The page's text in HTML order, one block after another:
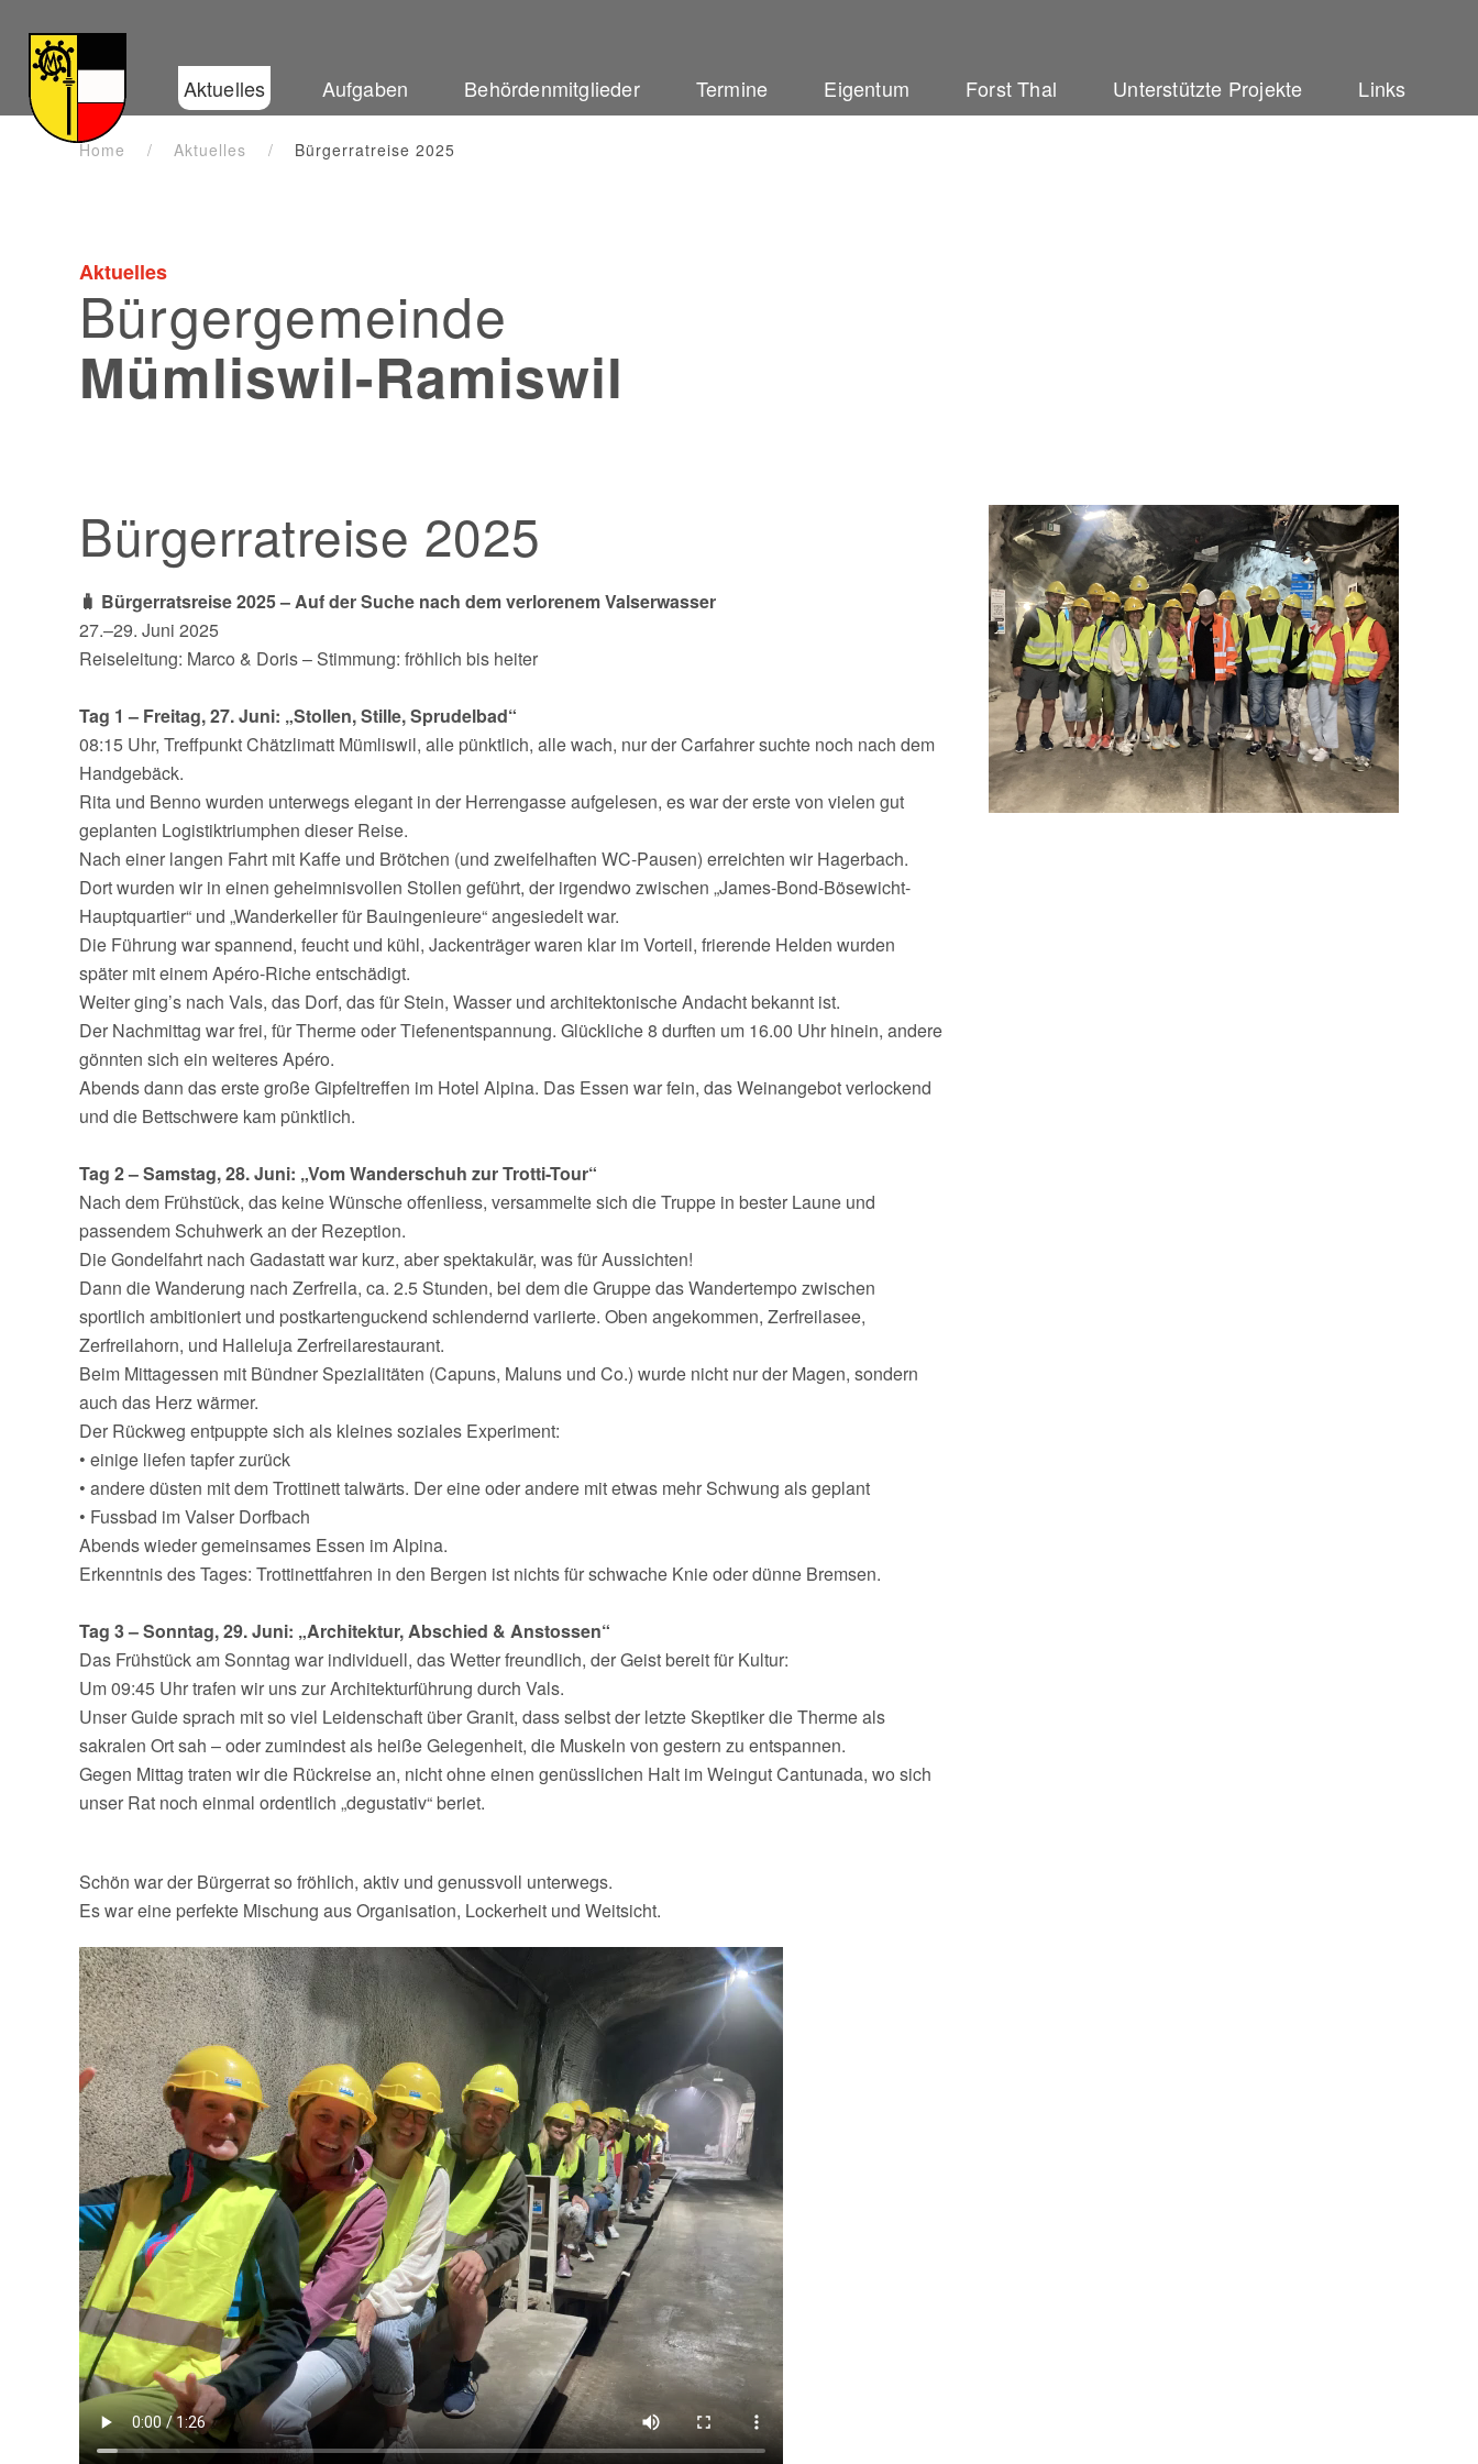
Zum Hauptinhalt springen
Aktuelles Aufgaben Behördenmitglieder Termine Eigentum Forst Thal Unterstützte Projekte Links
Home Aktuelles Bürgerratreise 2025
Aktuelles
Bürgergemeinde
Mümliswil-Ramiswil
Bürgerratreise 2025
🧳 Bürgerratsreise 2025 – Auf der Suche nach dem verlorenem Valserwasser
27.–29. Juni 2025
Reiseleitung: Marco & Doris – Stimmung: fröhlich bis heiter
Tag 1 – Freitag, 27. Juni: „Stollen, Stille, Sprudelbad“
08:15 Uhr, Treffpunkt Chätzlimatt Mümliswil, alle pünktlich, alle wach, nur der Carfahrer suchte noch nach dem
Handgebäck.
Rita und Benno wurden unterwegs elegant in der Herrengasse aufgelesen, es war der erste von vielen gut
geplanten Logistiktriumphen dieser Reise.
Nach einer langen Fahrt mit Kaffe und Brötchen (und zweifelhaften WC-Pausen) erreichten wir Hagerbach.
Dort wurden wir in einen geheimnisvollen Stollen geführt, der irgendwo zwischen „James-Bond-Bösewicht-
Hauptquartier“ und „Wanderkeller für Bauingenieure“ angesiedelt war.
Die Führung war spannend, feucht und kühl, Jackenträger waren klar im Vorteil, frierende Helden wurden
später mit einem Apéro-Riche entschädigt.
Weiter ging’s nach Vals, das Dorf, das für Stein, Wasser und architektonische Andacht bekannt ist.
Der Nachmittag war frei, für Therme oder Tiefenentspannung. Glückliche 8 durften um 16.00 Uhr hinein, andere
gönnten sich ein weiteres Apéro.
Abends dann das erste große Gipfeltreffen im Hotel Alpina. Das Essen war fein, das Weinangebot verlockend
und die Bettschwere kam pünktlich.
Tag 2 – Samstag, 28. Juni: „Vom Wanderschuh zur Trotti-Tour“
Nach dem Frühstück, das keine Wünsche offenliess, versammelte sich die Truppe in bester Laune und
passendem Schuhwerk an der Rezeption.
Die Gondelfahrt nach Gadastatt war kurz, aber spektakulär, was für Aussichten!
Dann die Wanderung nach Zerfreila, ca. 2.5 Stunden, bei dem die Gruppe das Wandertempo zwischen
sportlich ambitioniert und postkartenguckend schlendernd variierte. Oben angekommen, Zerfreilasee,
Zerfreilahorn, und Halleluja Zerfreilarestaurant.
Beim Mittagessen mit Bündner Spezialitäten (Capuns, Maluns und Co.) wurde nicht nur der Magen, sondern
auch das Herz wärmer.
Der Rückweg entpuppte sich als kleines soziales Experiment:
• einige liefen tapfer zurück
• andere düsten mit dem Trottinett talwärts. Der eine oder andere mit etwas mehr Schwung als geplant
• Fussbad im Valser Dorfbach
Abends wieder gemeinsames Essen im Alpina.
Erkenntnis des Tages: Trottinettfahren in den Bergen ist nichts für schwache Knie oder dünne Bremsen.
Tag 3 – Sonntag, 29. Juni: „Architektur, Abschied & Anstossen“
Das Frühstück am Sonntag war individuell, das Wetter freundlich, der Geist bereit für Kultur:
Um 09:45 Uhr trafen wir uns zur Architekturführung durch Vals.
Unser Guide sprach mit so viel Leidenschaft über Granit, dass selbst der letzte Skeptiker die Therme als
sakralen Ort sah – oder zumindest als heiße Gelegenheit, die Muskeln von gestern zu entspannen.
Gegen Mittag traten wir die Rückreise an, nicht ohne einen genüsslichen Halt im Weingut Cantunada, wo sich
unser Rat noch einmal ordentlich „degustativ“ beriet.
Schön war der Bürgerrat so fröhlich, aktiv und genussvoll unterwegs.
Es war eine perfekte Mischung aus Organisation, Lockerheit und Weitsicht.